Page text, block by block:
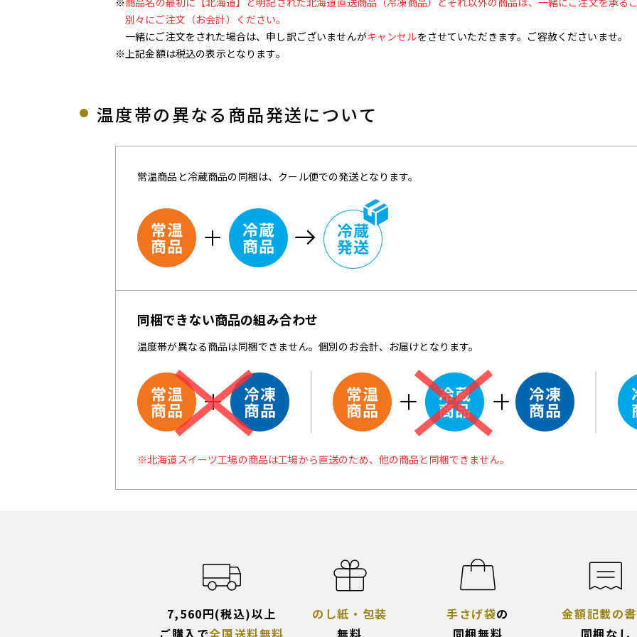
別々にご注文（お会計）ください。
一緒にご注文をされた場合は、申し訳ございませんがキャンセルをさせていただきます。ご容赦くださいませ。
※上記金額は税込の表示となります。
温度帯の異なる商品発送について
常温商品と冷蔵商品の同梱は、クール便での発送となります。
同梱できない商品の組み合わせ
温度帯が異なる商品は同梱できません。個別のお会計、お届けとなります。
※北海道スイーツ工場の商品は工場から直送のため、他の商品と同梱できません。
7,560円(税込)以上
ご購入で全国送料無料
のし紙・包装
無料
手さげ袋の
同梱無料
金額記載の
同梱なし